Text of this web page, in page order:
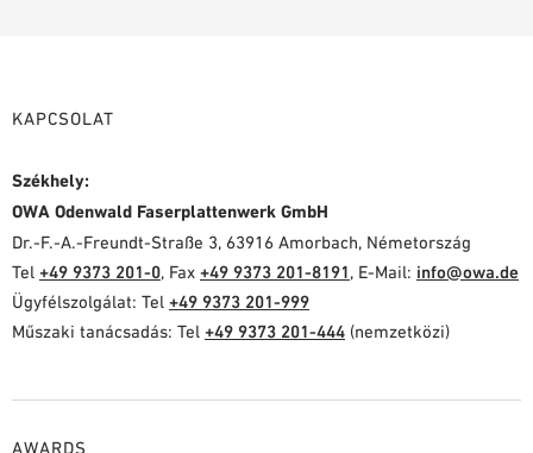
KAPCSOLAT
Székhely:
OWA Odenwald Faserplattenwerk GmbH
Dr.-F.-A.-Freundt-Straße 3, 63916 Amorbach, Németország
Tel +49 9373 201-0, Fax +49 9373 201-8191, E-Mail: info@owa.de
Ügyfélszolgálat: Tel +49 9373 201-999
Műszaki tanácsadás: Tel +49 9373 201-444 (nemzetközi)
AWARDS